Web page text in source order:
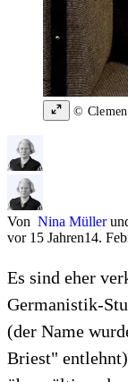
©
Von Nina Müller
vor 15 Jahren14.
Es sind eher
Germanistik-
(der Name
Briest"